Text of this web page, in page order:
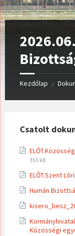
Kezdőlap /
Csatolt
355 kB
ELŐT.Szent
Humán
Közösségi